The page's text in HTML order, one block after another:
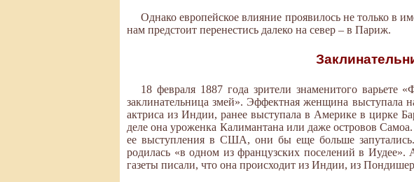
Однако европейское влияние проявилось не только в
нам предстоит перенестись далеко на север – в Париж.
18 февраля 1887 года зрители знаменитого
заклинательница змей». Эффектная женщина
актриса из Индии, ранее выступала в Америке в цирке
деле она уроженка Калимантана или даже островов
ее выступления в США, они бы еще больше
родилась «в одном из французских поселений в
газеты писали, что она происходит из Индии, из